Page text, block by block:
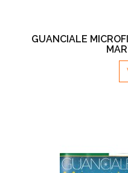
GUANCIALE